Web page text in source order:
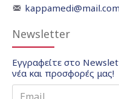
kappamedi@mail.com
Newsletter
Εγγραφείτε στο
νέα και προσφορές μας!